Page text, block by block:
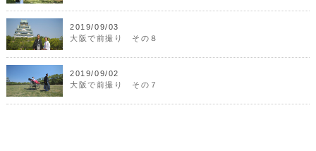
2019/09/03
大阪で前撮り その８
2019/09/02
大阪で前撮り その７